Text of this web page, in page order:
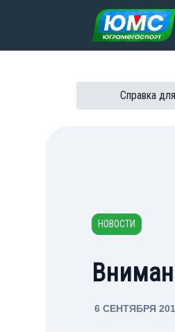
Перейти к
Справка
НОВОСТИ
6 СЕНТЯБРЯ